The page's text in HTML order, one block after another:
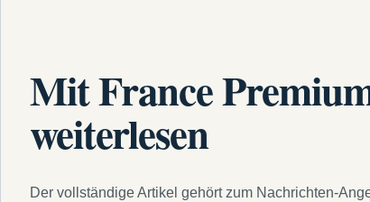
Mit France
weiterlesen
Der vollständige Artikel gehört zum Nachrichten-